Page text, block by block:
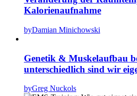
Kalorienaufnahme
byDamian Minichowski
Genetik & Muskelaufbau
unterschiedlich sind wir
byGreg Nuckols